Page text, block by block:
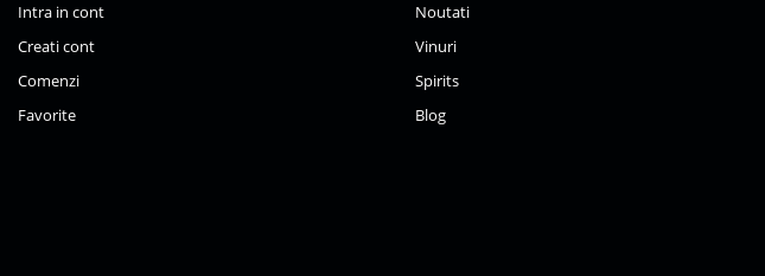
Intra in cont
Creati cont
Comenzi
Favorite
Noutati
Vinuri
Spirits
Blog